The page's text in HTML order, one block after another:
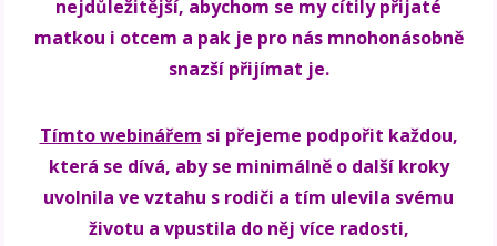
nejdůležitější, abychom se my cítily přijaté
matkou i otcem a pak je pro nás mnohonásobně
snazší přijímat je.
Tímto webinářem si přejeme podpořit každou,
která se dívá, aby se minimálně o další kroky
uvolnila ve vztahu s rodiči a tím ulevila svému
životu a vpustila do něj více radosti,